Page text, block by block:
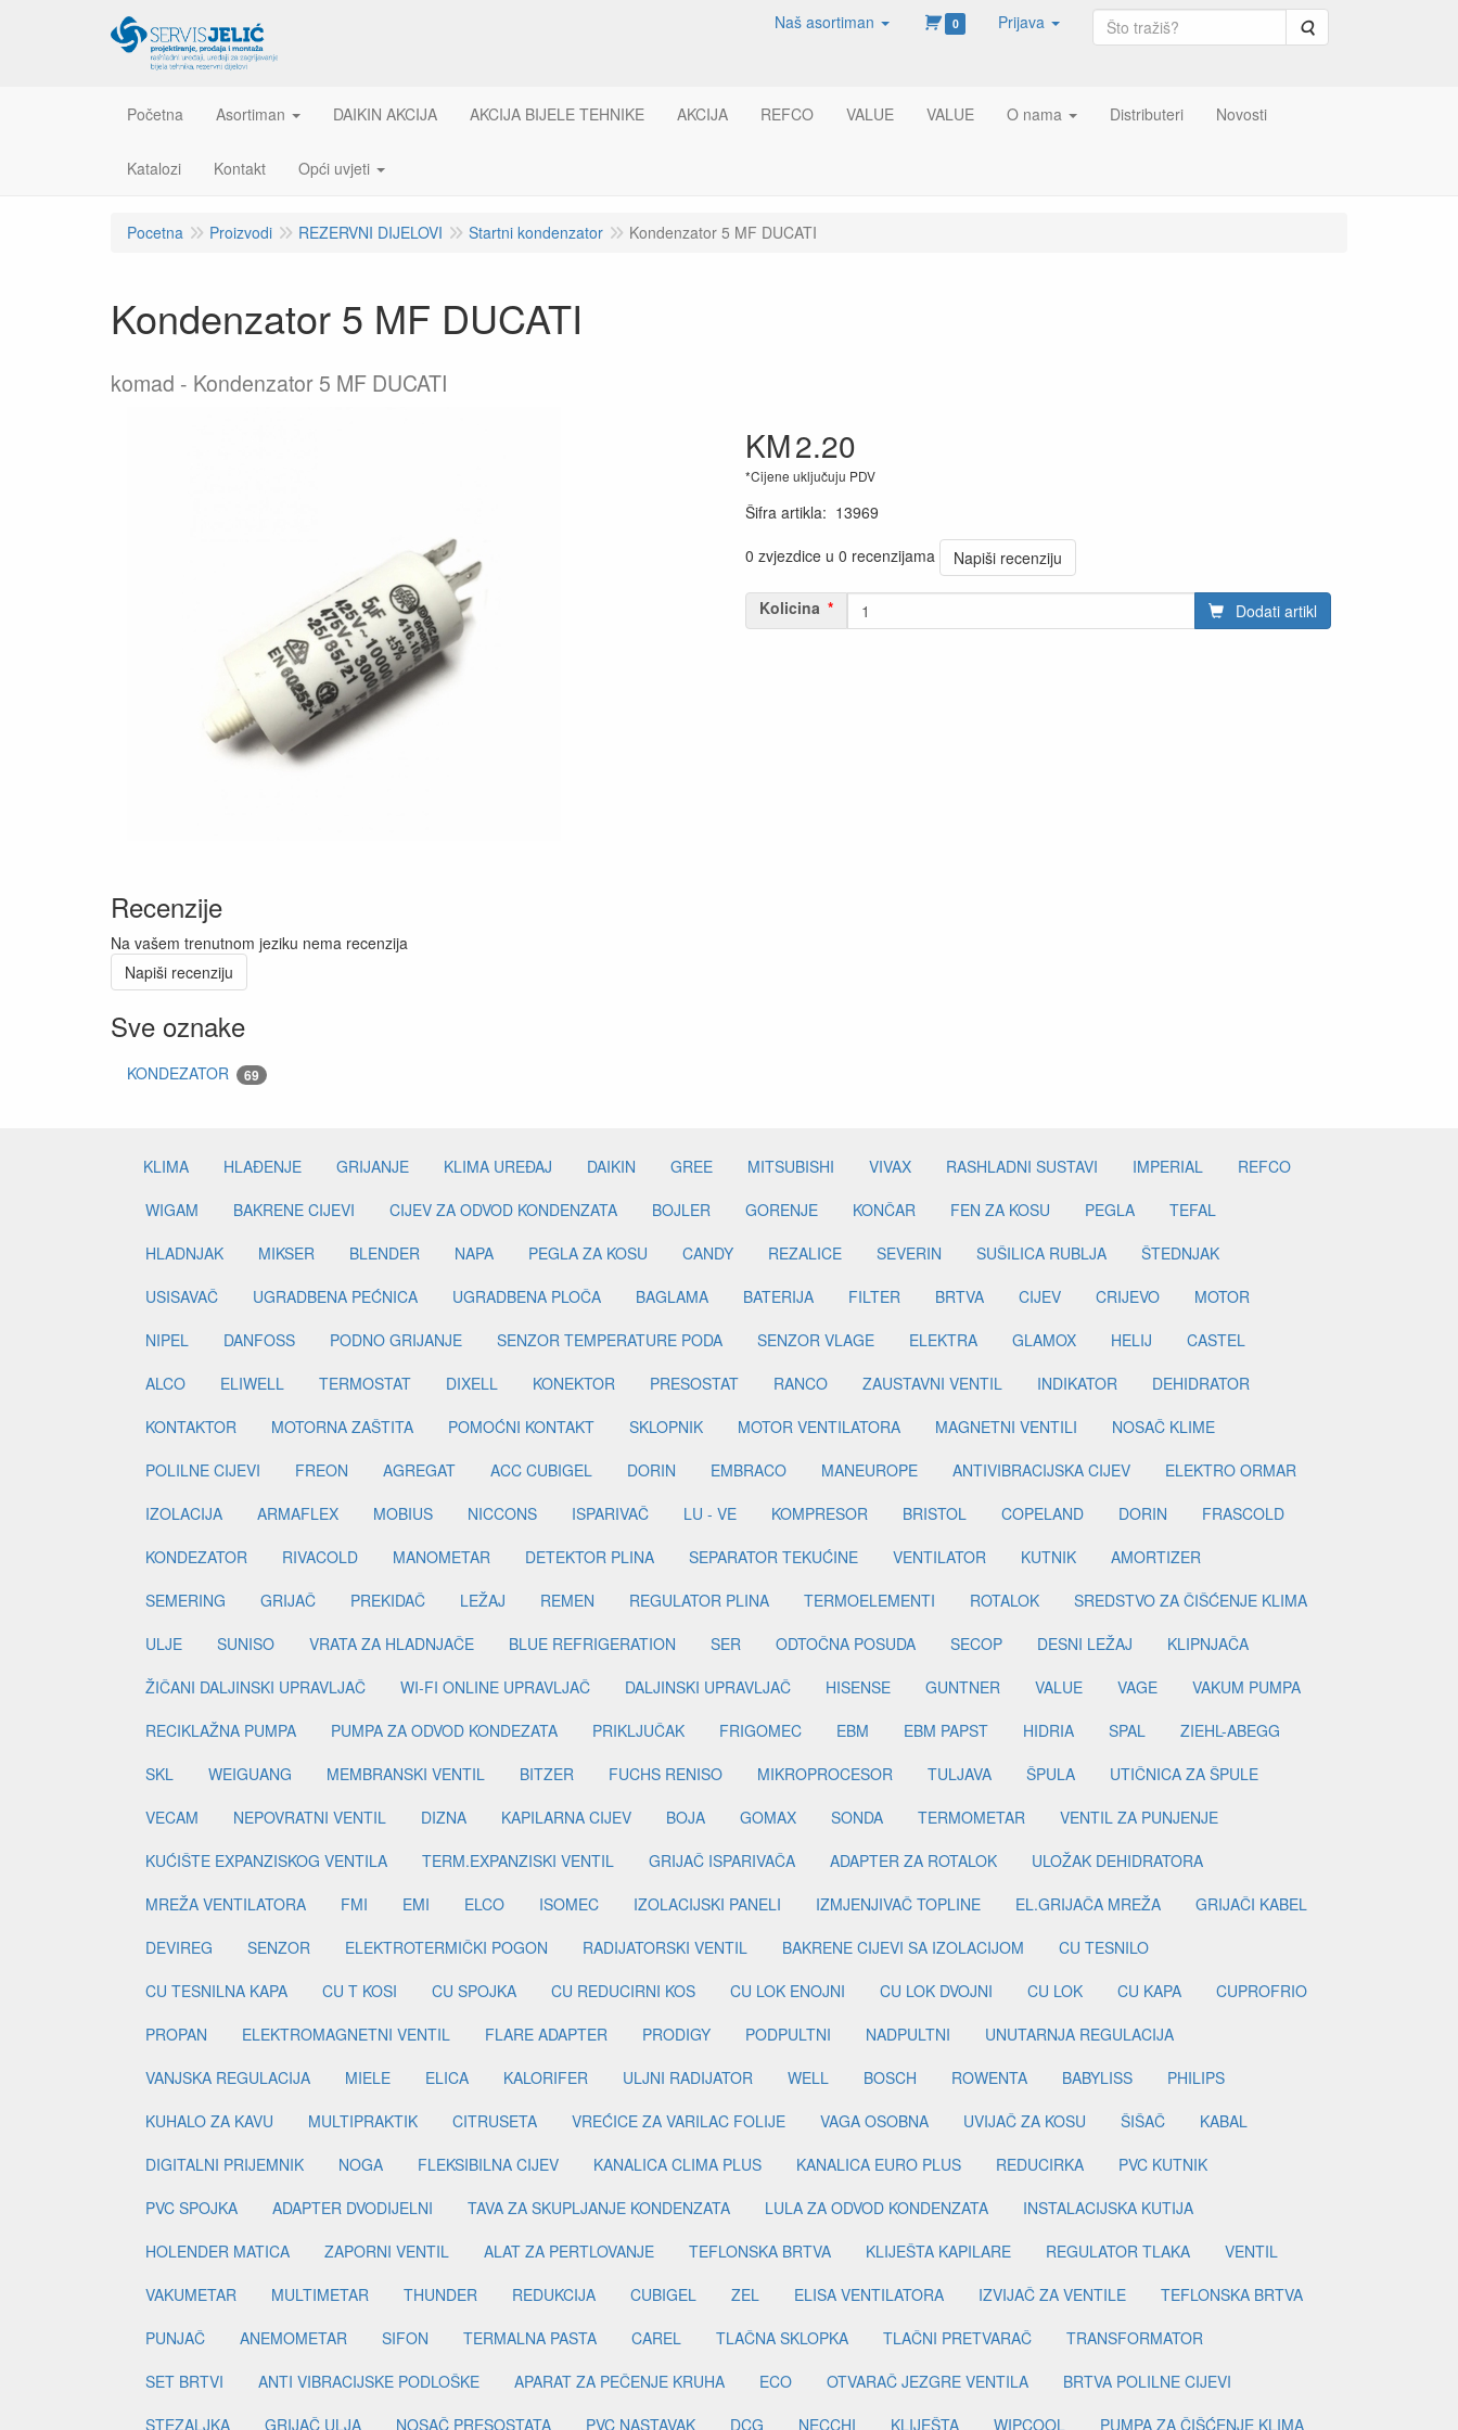
Naš asortiman 0 Prijava Pretraga
Početna Asortiman DAIKIN AKCIJA AKCIJA BIJELE TEHNIKE AKCIJA REFCO VALUE VALUE O nama Distributeri Novosti
Katalozi Kontakt Opći uvjeti
Pocetna Proizvodi REZERVNI DIJELOVI Startni kondenzator Kondenzator 5 MF DUCATI
Kondenzator 5 MF DUCATI
komad Kondenzator 5 MF DUCATI
KM2.20
*Cijene uključuju PDV
Šifra artikla: 13969
0 zvjezdice u 0 recenzijama
Napiši recenziju
Kolicina Dodati artikl
Recenzije
Na vašem trenutnom jeziku nema recenzija
Napiši recenziju
Sve oznake
KONDEZATOR 69
KLIMA HLAĐENJE GRIJANJE KLIMA UREĐAJ DAIKIN GREE MITSUBISHI VIVAX RASHLADNI SUSTAVI IMPERIAL
REFCO
WIGAM
BAKRENE CIJEVI CIJEV ZA ODVOD KONDENZATA BOJLER GORENJE KONČAR FEN ZA KOSU PEGLA
TEFAL
HLADNJAK
MIKSER BLENDER NAPA PEGLA ZA KOSU CANDY REZALICE SEVERIN SUŠILICA RUBLJA
ŠTEDNJAK
USISAVAČ
UGRADBENA PEĆNICA UGRADBENA PLOČA BAGLAMA BATERIJA FILTER BRTVA CIJEV CRIJEVO
MOTOR
NIPEL
DANFOSS PODNO GRIJANJE SENZOR TEMPERATURE PODA SENZOR VLAGE ELEKTRA GLAMOX HELIJ
CASTEL
ALCO
ELIWELL TERMOSTAT DIXELL KONEKTOR PRESOSTAT RANCO ZAUSTAVNI VENTIL INDIKATOR
DEHIDRATOR
KONTAKTOR
MOTORNA ZAŠTITA POMOĆNI KONTAKT SKLOPNIK MOTOR VENTILATORA MAGNETNI VENTILI
NOSAČ KLIME
POLILNE CIJEVI
FREON AGREGAT ACC CUBIGEL DORIN EMBRACO MANEUROPE ANTIVIBRACIJSKA CIJEV
ELEKTRO ORMAR
IZOLACIJA
ARMAFLEX MOBIUS NICCONS ISPARIVAČ LU - VE KOMPRESOR BRISTOL COPELAND DORIN
FRASCOLD
KONDEZATOR
RIVACOLD MANOMETAR DETEKTOR PLINA SEPARATOR TEKUĆINE VENTILATOR KUTNIK
AMORTIZER
SEMERING
GRIJAČ PREKIDAČ LEŽAJ REMEN REGULATOR PLINA TERMOELEMENTI ROTALOK
SREDSTVO ZA ČIŠĆENJE KLIMA
ULJE
SUNISO VRATA ZA HLADNJAČE BLUE REFRIGERATION SER ODTOČNA POSUDA SECOP DESNI LEŽAJ
KLIPNJAČA
ŽIČANI DALJINSKI UPRAVLJAČ
WI-FI ONLINE UPRAVLJAČ DALJINSKI UPRAVLJAČ HISENSE GUNTNER VALUE VAGE
VAKUM PUMPA
RECIKLAŽNA PUMPA
PUMPA ZA ODVOD KONDEZATA PRIKLJUČAK FRIGOMEC EBM EBM PAPST HIDRIA SPAL
ZIEHL-ABEGG
SKL
WEIGUANG MEMBRANSKI VENTIL BITZER FUCHS RENISO MIKROPROCESOR TULJAVA ŠPULA
UTIČNICA ZA ŠPULE
VECAM
NEPOVRATNI VENTIL DIZNA KAPILARNA CIJEV BOJA GOMAX SONDA TERMOMETAR
VENTIL ZA PUNJENJE
KUĆIŠTE EXPANZISKOG VENTILA
TERM.EXPANZISKI VENTIL GRIJAČ ISPARIVAČA ADAPTER ZA ROTALOK
ULOŽAK DEHIDRATORA
MREŽA VENTILATORA
FMI EMI ELCO ISOMEC IZOLACIJSKI PANELI IZMJENJIVAČ TOPLINE EL.GRIJAČA MREŽA
GRIJAČI KABEL
DEVIREG
SENZOR ELEKTROTERMIČKI POGON RADIJATORSKI VENTIL BAKRENE CIJEVI SA IZOLACIJOM
CU TESNILO
CU TESNILNA KAPA
CU T KOSI CU SPOJKA CU REDUCIRNI KOS CU LOK ENOJNI CU LOK DVOJNI CU LOK CU KAPA
CUPROFRIO
PROPAN
ELEKTROMAGNETNI VENTIL FLARE ADAPTER PRODIGY PODPULTNI NADPULTNI
UNUTARNJA REGULACIJA
VANJSKA REGULACIJA
MIELE ELICA KALORIFER ULJNI RADIJATOR WELL BOSCH ROWENTA BABYLISS
PHILIPS
KUHALO ZA KAVU
MULTIPRAKTIK CITRUSETA VREĆICE ZA VARILAC FOLIJE VAGA OSOBNA UVIJAČ ZA KOSU ŠIŠAČ
KABAL
DIGITALNI PRIJEMNIK
NOGA FLEKSIBILNA CIJEV KANALICA CLIMA PLUS KANALICA EURO PLUS REDUCIRKA
PVC KUTNIK
PVC SPOJKA
ADAPTER DVODIJELNI TAVA ZA SKUPLJANJE KONDENZATA LULA ZA ODVOD KONDENZATA
INSTALACIJSKA KUTIJA
HOLENDER MATICA
ZAPORNI VENTIL ALAT ZA PERTLOVANJE TEFLONSKA BRTVA KLIJEŠTA KAPILARE REGULATOR TLAKA
VENTIL
VAKUMETAR
MULTIMETAR THUNDER REDUKCIJA CUBIGEL ZEL ELISA VENTILATORA IZVIJAČ ZA VENTILE
TEFLONSKA BRTVA
PUNJAČ
ANEMOMETAR SIFON TERMALNA PASTA CAREL TLAČNA SKLOPKA TLAČNI PRETVARAČ
TRANSFORMATOR
SET BRTVI
ANTI VIBRACIJSKE PODLOŠKE APARAT ZA PEČENJE KRUHA ECO OTVARAČ JEZGRE VENTILA
BRTVA POLILNE CIJEVI
STEZALJKA
GRIJAČ ULJA NOSAČ PRESOSTATA PVC NASTAVAK DCG NECCHI KLIJEŠTA WIPCOOL PUMPA ZA ČIŠĆENJE KLIMA